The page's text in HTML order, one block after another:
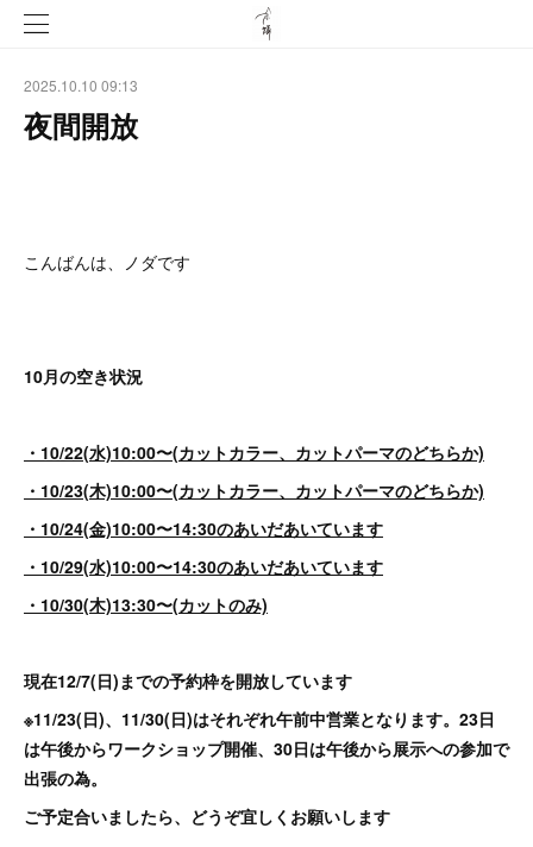
2025.10.10 09:13
夜間開放
こんばんは、ノダです
10月の空き状況
・10/22(水)10:00〜(カットカラー、カットパーマのどちらか)
・10/23(木)10:00〜(カットカラー、カットパーマのどちらか)
・10/24(金)10:00〜14:30のあいだあいています
・10/29(水)10:00〜14:30のあいだあいています
・10/30(木)13:30〜(カットのみ)
現在12/7(日)までの予約枠を開放しています
※11/23(日)、11/30(日)はそれぞれ午前中営業となります。23日
は午後からワークショップ開催、30日は午後から展示への参加で
出張の為。
ご予定合いましたら、どうぞ宜しくお願いします